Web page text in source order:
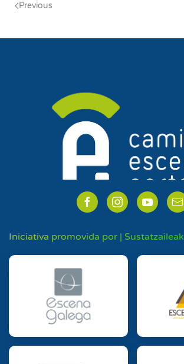
Previous
Iniciativa promovida por | Sustatzaileak